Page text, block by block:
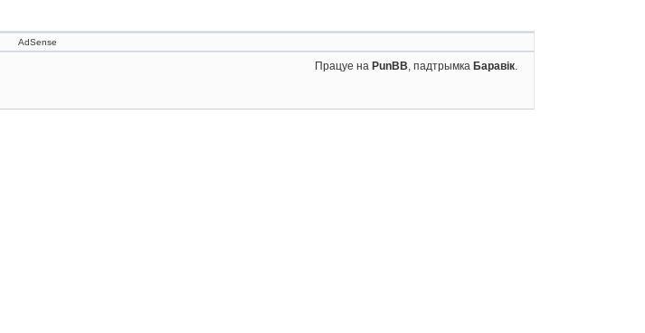
AdSense
Працуе на PunBB, падтрымка Баравік.